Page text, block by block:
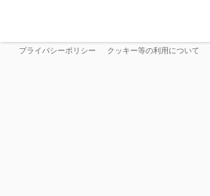
プライバシーポリシー クッキー等の利用について